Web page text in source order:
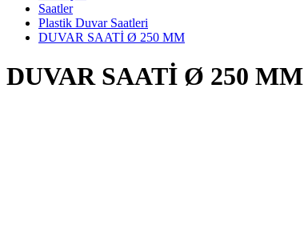
Saatler
Plastik Duvar Saatleri
DUVAR SAATİ Ø 250 MM
DUVAR SAATİ Ø 250 MM